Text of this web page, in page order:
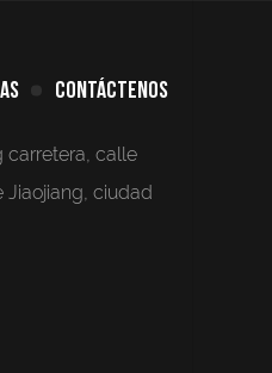
CONTÁCTENOS
carretera, calle
Jiaojiang, ciudad